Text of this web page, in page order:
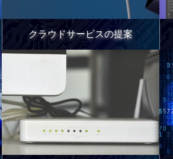
クラウドサービスの提案